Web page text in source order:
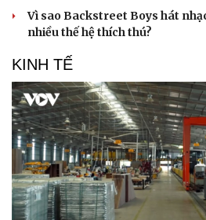
Vì sao Backstreet Boys hát
nhiều thế hệ thích thú?
KINH TẾ